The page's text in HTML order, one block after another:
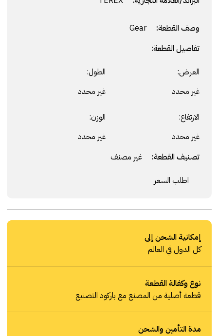
وصف القطعة:
Gear
تفاصيل القطعة:
العرض:
غير محدد
الطول:
غير محدد
الارتفاع:
غير محدد
الوزن:
غير محدد
تصنيف القطعة: غير مصنف
اطلب السعر
إمكانية الشحن إلى
كل الدول في العالم
نوع وكفالة القطعة
قطعة أصلية من المصنع مع باركود التصنيع
مدة التأمين والشحن